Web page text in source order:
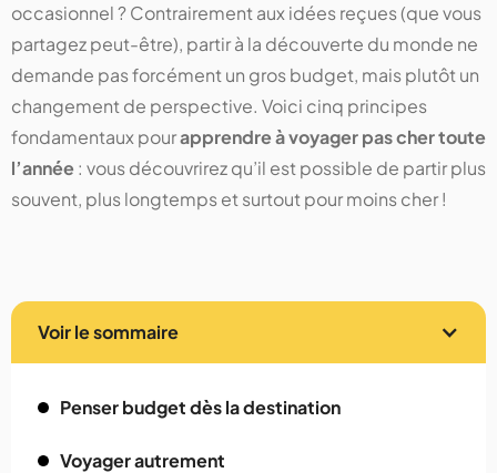
occasionnel ? Contrairement aux idées reçues (que vous
partagez peut-être), partir à la découverte du monde ne
demande pas forcément un gros budget, mais plutôt un
changement de perspective. Voici cinq principes
fondamentaux pourapprendre à voyager pas cher toute
l’année: vous découvrirez qu’il est possible de partir plus
souvent, plus longtemps et surtout pour moins cher !
Voir le sommaire
Penser budget dès la destination
Voyager autrement